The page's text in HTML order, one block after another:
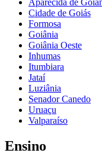
Aparecida de
Cidade de Goiás
Formosa
Goiânia
Goiânia Oeste
Inhumas
Itumbiara
Jataí
Luziânia
Senador Canedo
Uruaçu
Valparaíso
Ensino